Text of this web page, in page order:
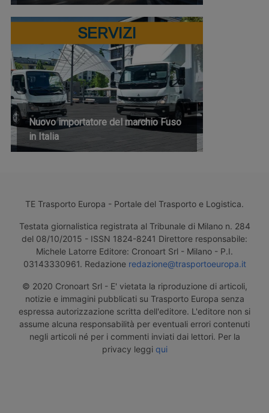
SERVIZI
Nuovo importatore del marchio Fuso
in Italia
TE Trasporto Europa - Portale del Trasporto e Logistica.
Testata giornalistica registrata al Tribunale di Milano n. 284
del 08/10/2015 - ISSN 1824-8241 Direttore responsabile:
Michele Latorre Editore: Cronoart Srl - Milano - P.I.
03143330961. Redazione redazione@trasportoeuropa.it
© 2020 Cronoart Srl - E' vietata la riproduzione di articoli,
notizie e immagini pubblicati su Trasporto Europa senza
espressa autorizzazione scritta dell'editore. L'editore non si
assume alcuna responsabilità per eventuali errori contenuti
negli articoli né per i commenti inviati dai lettori. Per la
privacy leggi qui